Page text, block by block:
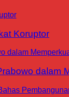
Koruptor
dalam